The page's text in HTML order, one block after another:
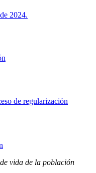
2024.
de regularización
vida de la población